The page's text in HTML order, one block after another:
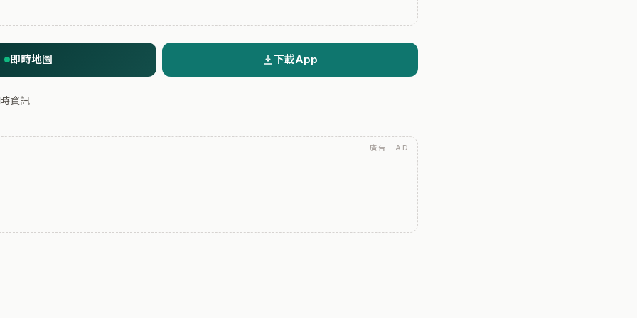
即時地圖 下載App
資訊
廣告 · AD